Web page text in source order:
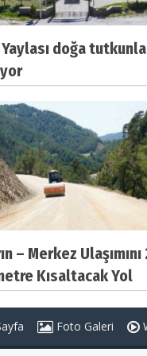
doğa
– Merkez Ulaşımını
Kısaltacak Yol
Foto Galeri